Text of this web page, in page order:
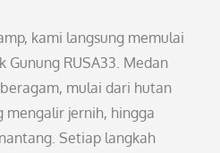
kami langsung memulai
Gunung RUSA33. Medan
mulai dari hutan
mengalir jernih, hingga
Setiap langkah